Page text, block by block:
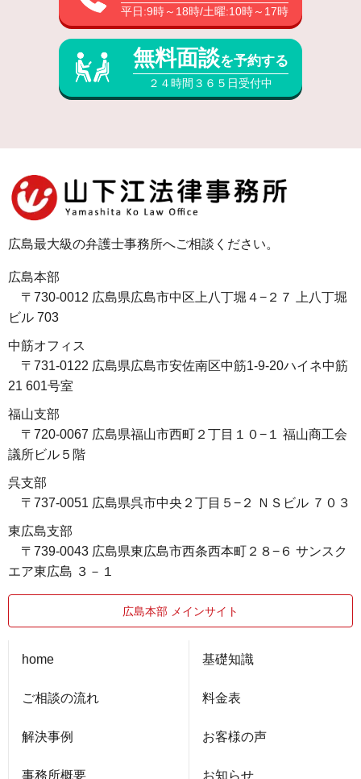
平日:9時～18時/土曜:10時～17時
無料面談を予約する
２４時間３６５日受付中
広島最大級の弁護士事務所へご相談ください。
広島本部
〒730-0012 広島県広島市中区上八丁堀４−２７ 上八丁堀
ビル 703
中筋オフィス
〒731-0122 広島県広島市安佐南区中筋1-9-20ハイネ中筋
21 601号室
福山支部
〒720-0067 広島県福山市西町２丁目１０−１ 福山商工会
議所ビル５階
呉支部
〒737-0051 広島県呉市中央２丁目５−２ ＮＳビル ７０３
東広島支部
〒739-0043 広島県東広島市西条西本町２８−６ サンスク
エア東広島 ３－１
広島本部 メインサイト
home
ご相談の流れ
解決事例
事務所概要
基礎知識
料金表
お客様の声
お知らせ